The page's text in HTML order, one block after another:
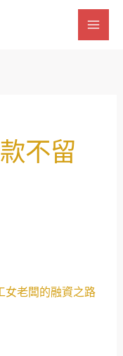
不留
女老闆的融資之路